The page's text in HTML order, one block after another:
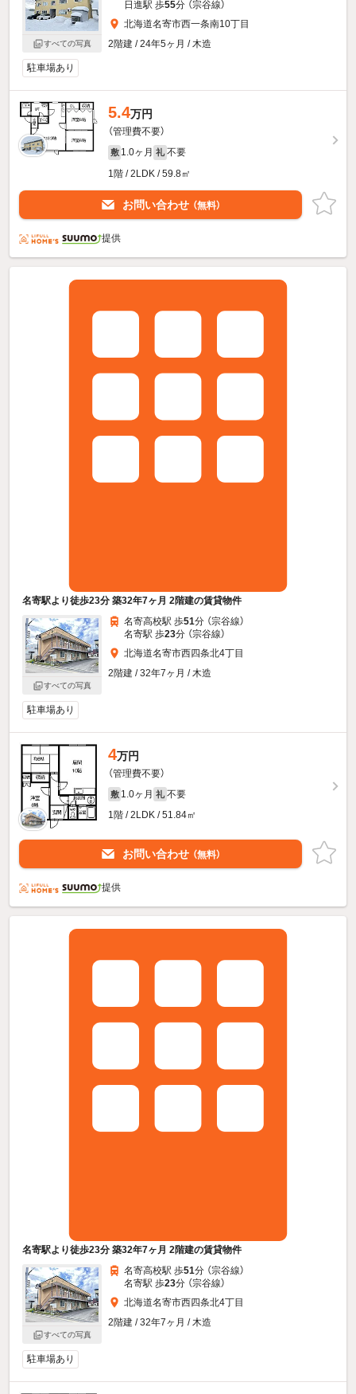
すべての写真
日進駅 歩55分 （宗谷線）
北海道名寄市西一条南10丁目
2階建 / 24年5ヶ月 / 木造
駐車場あり
5.4万円
（管理費不要）
敷 1.0ヶ月 礼 不要
1階 / 2LDK / 59.8㎡
お問い合わせ （無料）
提供
名寄駅より徒歩23分 築32年7ヶ月 2階建の賃貸物件
すべての写真
名寄高校駅 歩51分 （宗谷線）
名寄駅 歩23分 （宗谷線）
北海道名寄市西四条北4丁目
2階建 / 32年7ヶ月 / 木造
駐車場あり
4万円
（管理費不要）
敷 1.0ヶ月 礼 不要
1階 / 2LDK / 51.84㎡
お問い合わせ （無料）
提供
名寄駅より徒歩23分 築32年7ヶ月 2階建の賃貸物件
すべての写真
名寄高校駅 歩51分 （宗谷線）
名寄駅 歩23分 （宗谷線）
北海道名寄市西四条北4丁目
2階建 / 32年7ヶ月 / 木造
駐車場あり